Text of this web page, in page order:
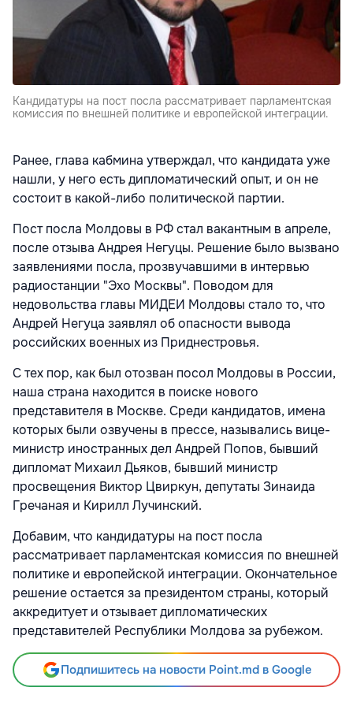
Кандидатуры на пост посла рассматривает парламентская
комиссия по внешней политике и европейской интеграции.
Ранее, глава кабмина утверждал, что кандидата уже
нашли, у него есть дипломатический опыт, и он не
состоит в какой-либо политической партии.
Пост посла Молдовы в РФ стал вакантным в апреле,
после отзыва Андрея Негуцы. Решение было вызвано
заявлениями посла, прозвучавшими в интервью
радиостанции "Эхо Москвы". Поводом для
недовольства главы МИДЕИ Молдовы стало то, что
Андрей Негуца заявлял об опасности вывода
российских военных из Приднестровья.
С тех пор, как был отозван посол Молдовы в России,
наша страна находится в поиске нового
представителя в Москве. Среди кандидатов, имена
которых были озвучены в прессе, назывались вице-
министр иностранных дел Андрей Попов, бывший
дипломат Михаил Дьяков, бывший министр
просвещения Виктор Цвиркун, депутаты Зинаида
Гречаная и Кирилл Лучинский.
Добавим, что кандидатуры на пост посла
рассматривает парламентская комиссия по внешней
политике и европейской интеграции. Окончательное
решение остается за президентом страны, который
аккредитует и отзывает дипломатических
представителей Республики Молдова за рубежом.
Подпишитесь на новости Point.md в Google